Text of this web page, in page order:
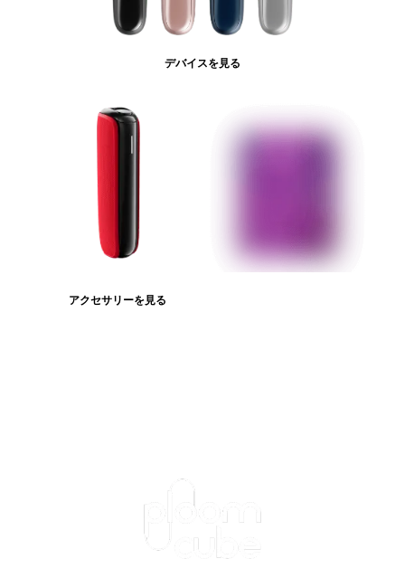
デバイスを見る
アクセサリーを見る